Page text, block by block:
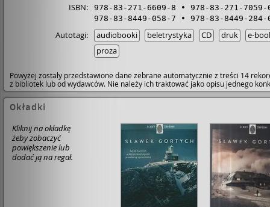
ISBN: 978-83-271-6609-8
978-83-271-7059-
978-83-8449-058-7
978-83-8449-284-
Autotagi: audiobooki beletrystyka CD druk
e-
proza
Powyżej zostały przedstawione dane zebrane automatycznie z treści 14
z bibliotek lub od wydawców. Nie należy ich traktować jako opisu jednego
Okładki
Kliknij na okładkę
żeby zobaczyć
powiększenie lub
dodać ją na regał.